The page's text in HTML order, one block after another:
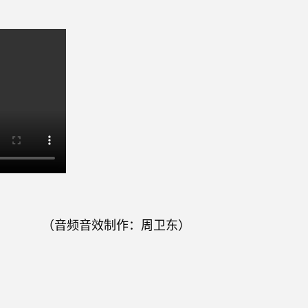
（音频音效制作：周卫东）